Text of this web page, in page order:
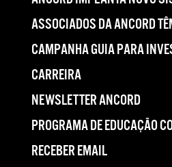
ASSOCIADOS DA ANCORD
CAMPANHA GUIA PARA
CARREIRA
NEWSLETTER ANCORD
PROGRAMA DE EDUCAÇÃO
RECEBER EMAIL